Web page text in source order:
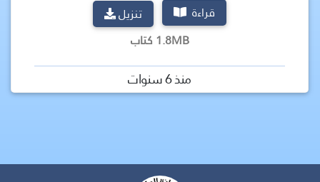
قراءة
تنزيل
1.8MB كتاب
منذ 6 سنوات